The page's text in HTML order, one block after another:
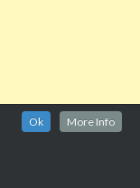
Ok More Info